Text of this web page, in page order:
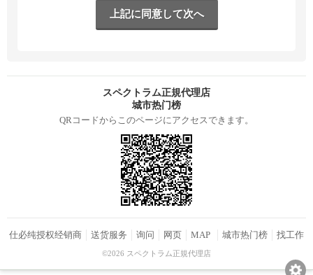
スペクトラム正規代理店
城市热门榜
QRコードからこのページにアクセスできます。
仕必纯授权经销商 送货服务 询问 网页 MAP 城市热门榜 找工作
©2026 スペクトラム正規代理店